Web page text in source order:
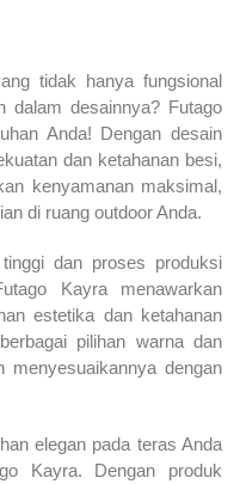
tidak hanya fungsional
dalam desainnya? Futago
Anda! Dengan desain
dan ketahanan besi,
kenyamanan maksimal,
di ruang outdoor Anda.
dan proses produksi
Kayra menawarkan
estetika dan ketahanan
pilihan warna dan
menyesuaikannya dengan
elegan pada teras Anda
Kayra. Dengan produk